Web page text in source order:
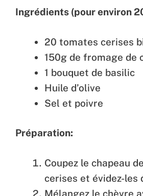
Ingrédients (pour environ
20 tomates cerises
150g de fromage de
1 bouquet de basilic
Huile d’olive
Sel et poivre
Préparation:
Coupez le chapeau
cerises et évidez-les
Mélangez le chèvre